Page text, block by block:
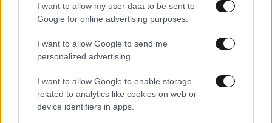
I want to allow my user data to be sent to
Google for online advertising purposes.
I want to allow Google to send me
personalized advertising.
I want to allow Google to enable storage
related to analytics like cookies on web or
device identifiers in apps.